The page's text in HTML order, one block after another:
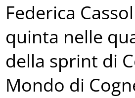
Federica
quinta nelle
della sprint di
Mondo di